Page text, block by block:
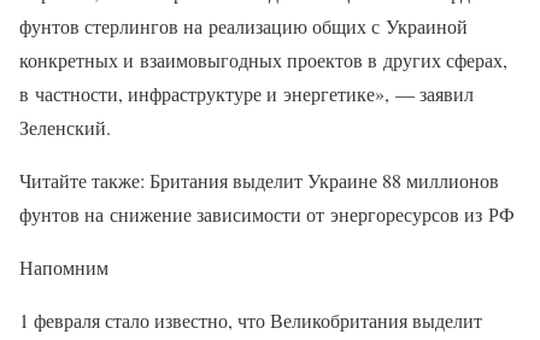
фунтов стерлингов на реализацию общих с Украиной
конкретных и взаимовыгодных проектов в других сферах,
в частности, инфраструктуре и энергетике», — заявил
Зеленский.
Читайте также: Британия выделит Украине 88 миллионов
фунтов на снижение зависимости от энергоресурсов из РФ
Напомним
1 февраля стало известно, что Великобритания выделит